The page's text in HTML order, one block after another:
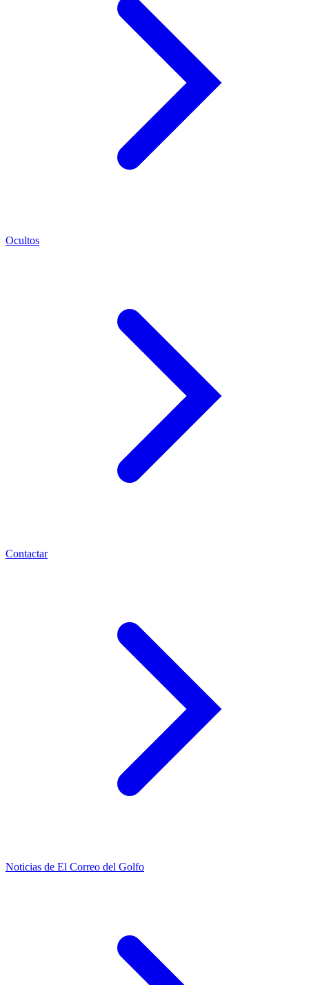
Ocultos
Contactar
Noticias de El Correo del Golfo